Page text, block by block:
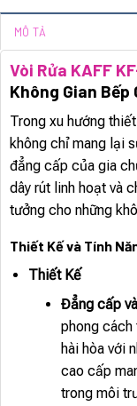
MÔ TẢ
Vòi Rửa KAFF
Không Gian Bếp
Trong xu hướng
không chỉ mang lại
đẳng cấp của gia
dây rút linh hoạt và
tưởng cho những
Thiết Kế và Tính
Thiết Kế
Đẳng cấp
phong cách
hài hòa với
cao cấp
trong môi